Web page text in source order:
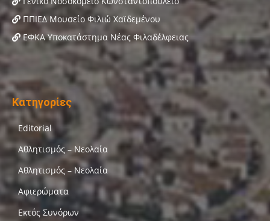
ΠΠΙΕΔ Μουσείο Φιλιώ Χαϊδεμένου
ΕΦΚΑ Υποκατάστημα Νέας Φιλαδέλφειας
Κατηγορίες
Editorial
Αθλητισμός – Νεολαία
Αθλητισμός – Νεολαία
Αφιερώματα
Εκτός Συνόρων